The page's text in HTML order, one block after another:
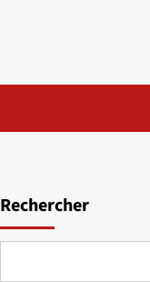
Rechercher